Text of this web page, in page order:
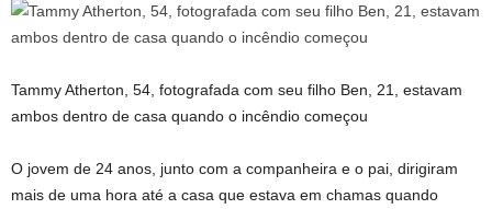
Tammy Atherton, 54, fotografada com seu filho Ben, 21, estavam
ambos dentro de casa quando o incêndio começou
O jovem de 24 anos, junto com a companheira e o pai, dirigiram
mais de uma hora até a casa que estava em chamas quando